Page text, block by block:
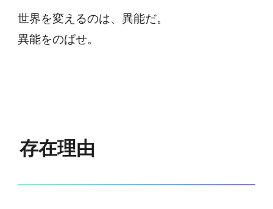
世界を変えるのは、異能だ。
異能をのばせ。
存在理由